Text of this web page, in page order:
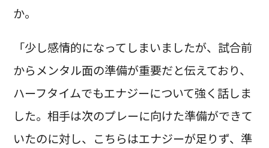
か。
「少し感情的になってしまいましたが、試合前
からメンタル面の準備が重要だと伝えており、
ハーフタイムでもエナジーについて強く話しま
した。相手は次のプレーに向けた準備ができて
いたのに対し、こちらはエナジーが足りず、準